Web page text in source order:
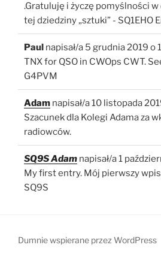
.Gratuluję i życzę pomyślności
tej dziedziny „sztuki” - SQ1EHO
Paul napisał/a 5 grudnia 2019 o
TNX for QSO in CWOps CWT.
G4PVM
Adam napisał/a10 listopada
Szacunek dla Kolegi Adama za
radiowców.
SQ9S Adam napisał/a1
My first entry. Mój pierwszy
SQ9S
Dumnie wspierane przez WordPress